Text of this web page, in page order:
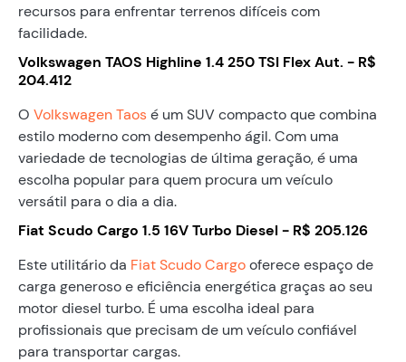
recursos para enfrentar terrenos difíceis com
facilidade.
Volkswagen TAOS Highline 1.4 250 TSI Flex Aut. - R$
204.412
O Volkswagen Taosé um SUV compacto que combina
estilo moderno com desempenho ágil. Com uma
variedade de tecnologias de última geração, é uma
escolha popular para quem procura um veículo
versátil para o dia a dia.
Fiat Scudo Cargo 1.5 16V Turbo Diesel - R$ 205.126
Este utilitário da Fiat Scudo Cargooferece espaço de
carga generoso e eficiência energética graças ao seu
motor diesel turbo. É uma escolha ideal para
profissionais que precisam de um veículo confiável
para transportar cargas.